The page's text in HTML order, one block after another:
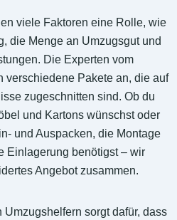
viele Faktoren eine Rolle, wie
die Menge an Umzugsgut und
Die Experten vom
verschiedene Pakete an, die auf
zugeschnitten sind. Ob du
und Kartons wünschst oder
und Auspacken, die Montage
Einlagerung benötigst – wir
Angebot zusammen.
Umzugshelfern sorgt dafür, dass